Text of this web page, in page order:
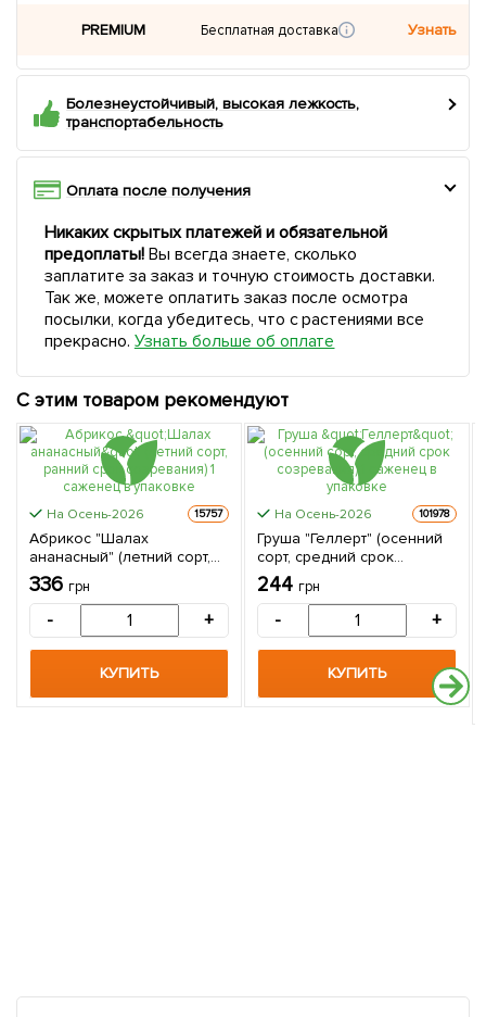
PREMIUM Бесплатная доставка Узнать
Болезнеустойчивый, высокая лежкость,
транспортабельность
Оплата после получения
Никаких скрытых платежей и обязательной
предоплаты!Вы всегда знаете, сколько
заплатите за заказ и точную стоимость доставки.
Так же, можете оплатить заказ после осмотра
посылки, когда убедитесь, что с растениями все
прекрасно. Узнать больше об оплате
С этим товаром рекомендуют
На Осень-2026 15757
Абрикос "Шалах
ананасный" (летний сорт,
ранний срок созревания) 1
саженец в упаковке
336 грн
- +
КУПИТЬ
На Осень-2026 101978
Груша "Геллерт" (осенний
сорт, средний срок
созревания) 1 саженец в
упаковке
244 грн
- +
КУПИТЬ